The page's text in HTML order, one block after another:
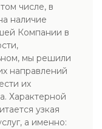
числе, в
наличие
Компании в
мы решили
направлений
их
Характерной
узкая
а именно: